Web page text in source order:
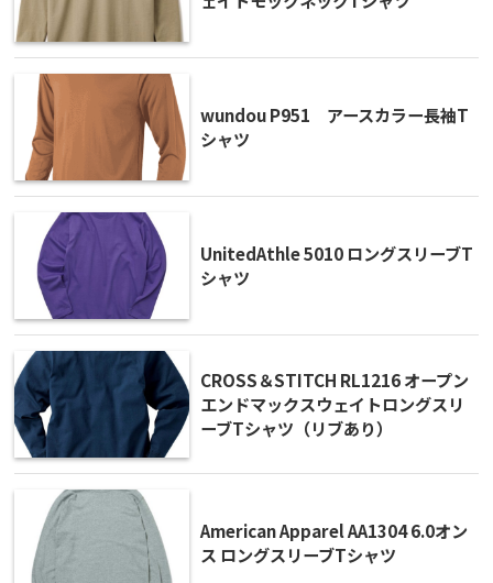
wundou P951 アースカラー長袖T
シャツ
UnitedAthle 5010 ロングスリーブT
シャツ
CROSS＆STITCH RL1216 オープン
エンドマックスウェイトロングスリ
ーブTシャツ（リブあり）
American Apparel AA1304 6.0オン
ス ロングスリーブTシャツ